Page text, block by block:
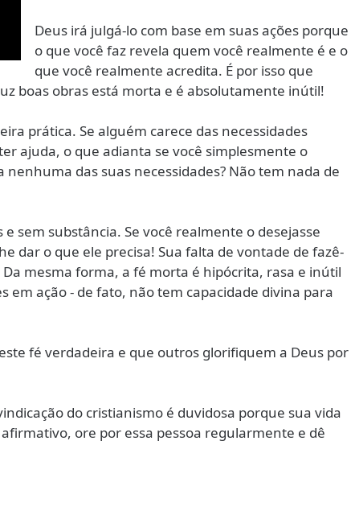
Deus irá julgá-lo com base em suas ações porque
o que você faz revela quem você realmente é e o
que você realmente acredita. É por isso que
boas obras está morta e é absolutamente inútil!
prática. Se alguém carece das necessidades
ajuda, o que adianta se você simplesmente o
das suas necessidades? Não tem nada de
sem substância. Se você realmente o desejasse
dar o que ele precisa! Sua falta de vontade de fazê-
mesma forma, a fé morta é hipócrita, rasa e inútil
em ação - de fato, não tem capacidade divina para
fé verdadeira e que outros glorifiquem a Deus por
do cristianismo é duvidosa porque sua vida
ore por essa pessoa regularmente e dê